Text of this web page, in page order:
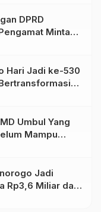
DPRD
Minta
Hari Jadi ke-530
Umbul Yang
Mampu
Jadi
Rp3,6 Miliar dan